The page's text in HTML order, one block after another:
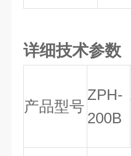
详细技术参数
产品型号
ZPH-
200B